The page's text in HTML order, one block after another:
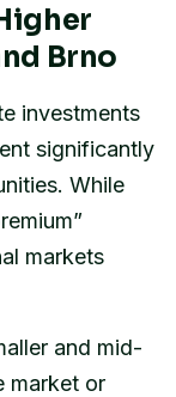
Brno
investments
significantly
While
markets
and mid-
market or